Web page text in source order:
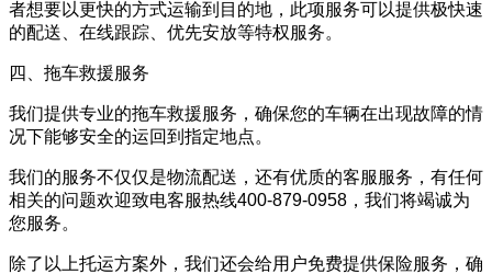
者想要以更快的方式运输到目的地，此项服务可以提供极快速
的配送、在线跟踪、优先安放等特权服务。
四、拖车救援服务
我们提供专业的拖车救援服务，确保您的车辆在出现故障的情
况下能够安全的运回到指定地点。
我们的服务不仅仅是物流配送，还有优质的客服服务，有任何
相关的问题欢迎致电客服热线400-879-0958，我们将竭诚为
您服务。
除了以上托运方案外，我们还会给用户免费提供保险服务，确